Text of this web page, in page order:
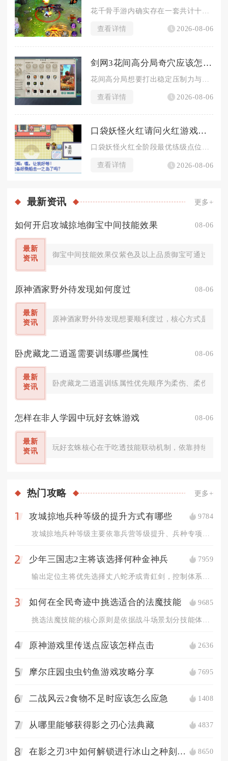
查看详情 2026-08-06
剑网3花间高分局奇穴应该怎样才能调整得更出色
查看详情 2026-08-06
口袋妖怪火红请问火红游戏中哪里适合练级
口袋妖怪火红全阶段最优练级点位按剧情进度划分，前期依托常磐森...
查看详情 2026-08-06
最新资讯 更多+
如何开启攻城掠地御宝中间技能效果 08-06
最新
资讯
御宝中间技能效果仅紫色及以上品质御宝可通过淬
原神酒家野外待发现如何度过 08-06
最新
资讯
原神酒家野外待发现想要顺利度过，核心方式是留
卧虎藏龙二逍遥需要训练哪些属性 08-06
最新
资讯
卧虎藏龙二逍遥训练属性优先顺序为柔伤、柔伤暴
怎样在非人学园中玩好玄蛛游戏 08-06
最新
资讯
玩好玄蛛核心在于吃透技能联动机制，依靠持续消
热门攻略 更多+
攻城掠地兵种等级的提升方式有哪些 9784
2 少年三国志2主将该选择何种金神兵 7959
输出定位主将优先选择丈八蛇矛或青釭剑，控制体系主将佩戴闭月团...
3 如何在全民奇迹中挑选适合的法魔技能 9685
4 原神游戏里传送点应该怎样点击 2636
5 摩尔庄园虫虫钓鱼游戏攻略分享 7695
6 二战风云2食物不足时应该怎么应急 1408
7 从哪里能够获得影之刃心法典藏 4837
8 在影之刃3中如何解锁进行冰山之种刻印的选项 8650